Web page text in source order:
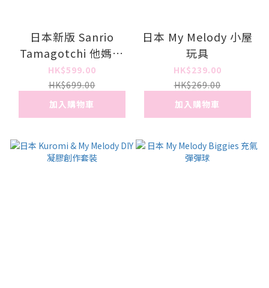
日本新版 Sanrio
Tamagotchi 他媽哥
池智能手機
HK$599.00
HK$699.00
加入購物車
日本 My Melody 小屋
玩具
HK$239.00
HK$269.00
加入購物車